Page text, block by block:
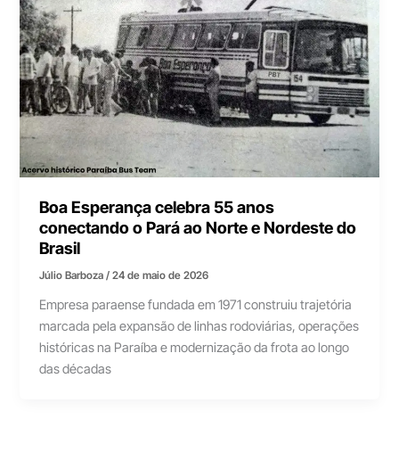
Boa Esperança celebra 55 anos
conectando o Pará ao Norte e Nordeste do
Brasil
Júlio Barboza/24 de maio de 2026
Empresa paraense fundada em 1971 construiu trajetória
marcada pela expansão de linhas rodoviárias, operações
históricas na Paraíba e modernização da frota ao longo
das décadas